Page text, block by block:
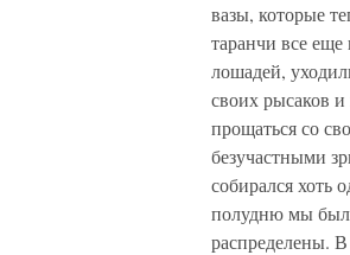
вазы, которые
таранчи все
лошадей,
своих рысаков
прощаться со
безучастными
собирался хоть
полудню мы
распределены.